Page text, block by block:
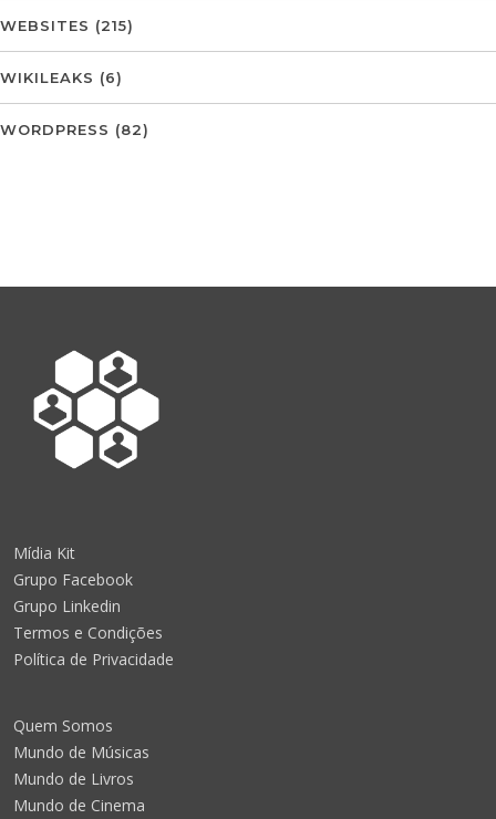
WEBSITES (215)
WIKILEAKS (6)
WORDPRESS (82)
Mídia Kit
Grupo Facebook
Grupo Linkedin
Termos e Condições
Política de Privacidade
Quem Somos
Mundo de Músicas
Mundo de Livros
Mundo de Cinema